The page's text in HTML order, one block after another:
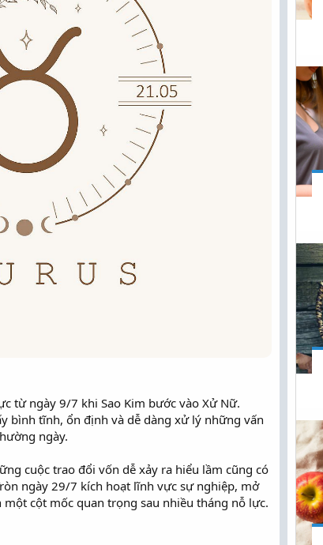
từ ngày 9/7 khi Sao Kim bước vào Xử Nữ.
bình tĩnh, ổn định và dễ dàng xử lý những vấn
ngày.
cuộc trao đổi vốn dễ xảy ra hiểu lầm cũng có
ngày 29/7 kích hoạt lĩnh vực sự nghiệp, mở
cột mốc quan trọng sau nhiều tháng nỗ lực.